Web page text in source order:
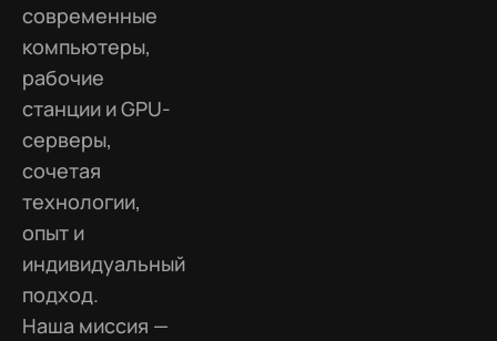
современные
компьютеры,
рабочие
станции и GPU-
серверы,
сочетая
технологии,
опыт и
индивидуальный
подход.
Наша миссия —